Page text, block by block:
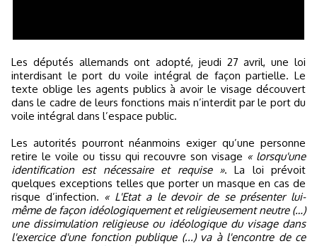
Les députés allemands ont adopté, jeudi 27 avril, une loi
interdisant le port du voile intégral de façon partielle. Le
texte oblige les agents publics à avoir le visage découvert
dans le cadre de leurs fonctions mais n’interdit par le port du
voile intégral dans l’espace public.
Les autorités pourront néanmoins exiger qu’une personne
retire le voile ou tissu qui recouvre son visage « lorsqu'une
identification est nécessaire et requise ». La loi prévoit
quelques exceptions telles que porter un masque en cas de
risque d’infection. « L'Etat a le devoir de se présenter lui-
même de façon idéologiquement et religieusement neutre (…)
une dissimulation religieuse ou idéologique du visage dans
l'exercice d'une fonction publique (...) va à l'encontre de ce